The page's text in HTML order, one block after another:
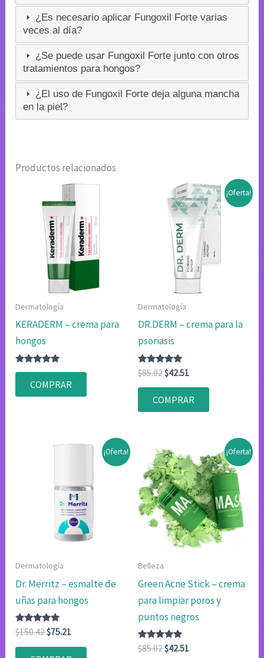
¿Es necesario aplicar Fungoxil Forte varias
veces al día?
¿Se puede usar Fungoxil Forte junto con otros
tratamientos para hongos?
¿El uso de Fungoxil Forte deja alguna mancha
en la piel?
Productos relacionados
Dermatología
KERADERM – crema para
hongos
Valorado
4.75
de 5
COMPRAR
¡Oferta!
Dermatología
DR.DERM – crema para la
psoriasis
Valorado
con
4.80
$85.02El
original
era:
$42.51El
actual
es:
COMPRAR
¡Oferta!
Dermatología
Dr. Merritz – esmalte de
uñas para hongos
Valorado
con
4.83
$150.42El
original
$75.21El
¡Oferta!
Belleza
Green Acne Stick – crema
para limpiar poros y
puntos negros
Valorado
con
$85.02El
$42.51El